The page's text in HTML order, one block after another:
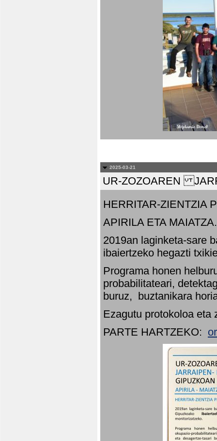
2025-03-21
UR-ZOZOAREN
HERRITAR-ZIENTZIA
APIRILA ETA MAIATZA.
2019an laginketa-sare
ibaiertzeko hegazti
Programa honen
probabilitateari,
buruz, buztanikara
Ezagutu protokoloa eta
PARTE HARTZEKO: